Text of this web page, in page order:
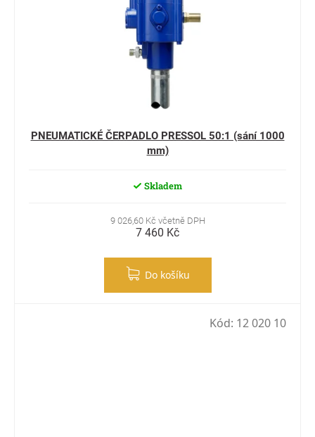
PNEUMATICKÉ ČERPADLO PRESSOL 50:1 (sání 1000
mm)
Skladem
9 026,60 Kč včetně DPH
7 460 Kč
Do košíku
Kód: 12 020 10